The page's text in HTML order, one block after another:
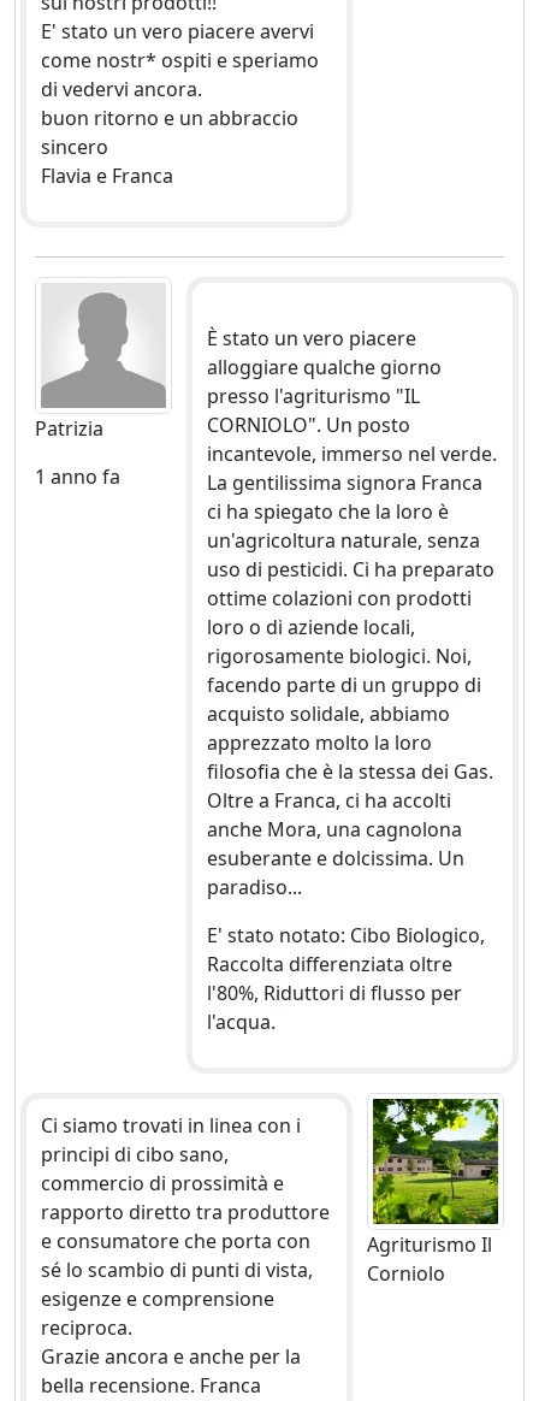
E' stato un vero piacere avervi
come nostr* ospiti e speriamo
di vedervi ancora.
buon ritorno e un abbraccio
sincero
Flavia e Franca
Patrizia
1 anno fa
È stato un vero piacere
alloggiare qualche giorno
presso l'agriturismo "IL
CORNIOLO". Un posto
incantevole, immerso nel verde.
La gentilissima signora Franca
ci ha spiegato che la loro è
un'agricoltura naturale, senza
uso di pesticidi. Ci ha preparato
ottime colazioni con prodotti
loro o di aziende locali,
rigorosamente biologici. Noi,
facendo parte di un gruppo di
acquisto solidale, abbiamo
apprezzato molto la loro
filosofia che è la stessa dei Gas.
Oltre a Franca, ci ha accolti
anche Mora, una cagnolona
esuberante e dolcissima. Un
paradiso...
E' stato notato: Cibo Biologico,
Raccolta differenziata oltre
l'80%, Riduttori di flusso per
l'acqua.
Ci siamo trovati in linea con i
principi di cibo sano,
commercio di prossimità e
rapporto diretto tra produttore
e consumatore che porta con
sé lo scambio di punti di vista,
esigenze e comprensione
reciproca.
Grazie ancora e anche per la
bella recensione. Franca
Agriturismo Il
Corniolo